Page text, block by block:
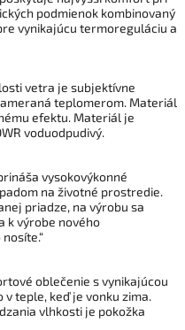
podmienok kombinovaný
vynikajúcu termoreguláciu a
vetra je subjektívne
teplomerom. Materiál
efektu. Materiál je
voduodpudivý.
vysokovýkonné
na životné prostredie.
priadze, na výrobu sa
k výrobe nového
oblečenie s vynikajúcou
teple, keď je vonku zima.
vlhkosti je pokožka